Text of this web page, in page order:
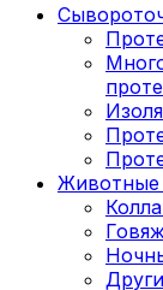
Животные